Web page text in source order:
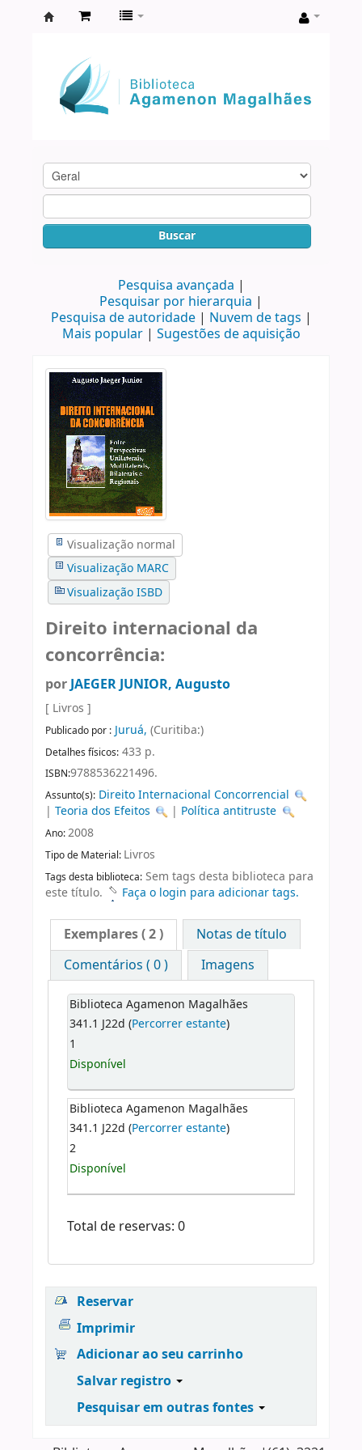
Agamenon
Magalhães
Buscar
Pesquisa avançada
Pesquisar por hierarquia
Pesquisa de autoridade
Nuvem de tags
Mais popular
Sugestões de aquisição
Visualização normal
Visualização MARC
Visualização ISBD
Direito internacional da
concorrência:
porJAEGER JUNIOR, Augusto
[ Livros ]
Publicado por : Juruá, (Curitiba:)
Detalhes físicos: 433 p.
ISBN:9788536221496.
Assunto(s): Direito Internacional Concorrencial
| Teoria dos Efeitos | Política antitruste
Ano:2008
Tipo de Material: Livros
Tags desta biblioteca: Sem tags desta biblioteca para
este título.
Faça o login para adicionar tags.
Exemplares( 2 )
Notas de título
Comentários ( 0 )
Imagens
Biblioteca Agamenon Magalhães
341.1 J22d (Percorrer estante)
1
Disponível
Biblioteca Agamenon Magalhães
341.1 J22d (Percorrer estante)
2
Disponível
Total de reservas: 0
Reservar
Imprimir
Adicionar ao seu carrinho
Salvar registro
Pesquisar em outras fontes